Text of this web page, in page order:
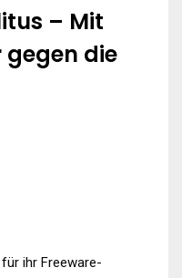
– Mit
gegen die
ihr Freeware-